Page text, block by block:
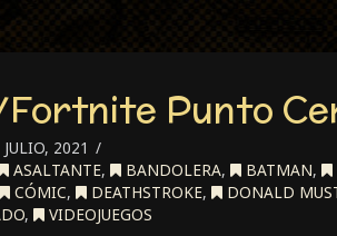
Punto
JULIO, 2021
ASALTANTE, BANDOLERA, BATMAN,
CÓMIC, DEATHSTROKE, DONALD
, VIDEOJUEGOS